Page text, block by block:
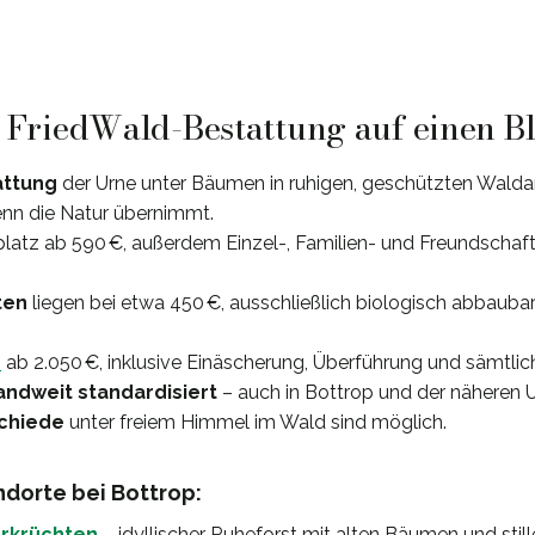
Bestattung auf einen
der Urne unter Bäumen in ruhigen, geschützten
die Natur übernimmt.
ab 590 €, außerdem Einzel-, Familien- und
liegen bei etwa 450 €, ausschließlich biologisch
ab 2.050 €, inklusive Einäscherung, Überführung und
standardisiert – auch in Bottrop und der näheren
unter freiem Himmel im Wald sind möglich.
bei Bottrop: